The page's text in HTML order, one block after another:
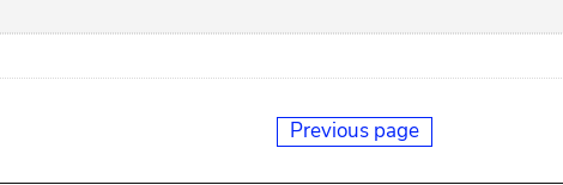
Previous page